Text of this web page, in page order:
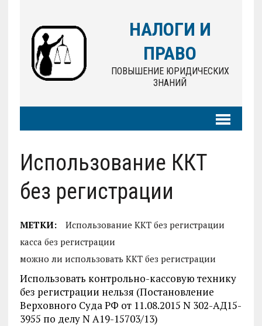
НАЛОГИ И
ПРАВО
ПОВЫШЕНИЕ ЮРИДИЧЕСКИХ
ЗНАНИЙ
Использование ККТ
без регистрации
МЕТКИ:
Использование ККТ без регистрации
касса без регистрации
можно ли использовать ККТ без регистрации
Использовать контрольно-кассовую технику
без регистрации нельзя (Постановление
Верховного Суда РФ от 11.08.2015 N 302-АД15-
3955 по делу N А19-15703/13)